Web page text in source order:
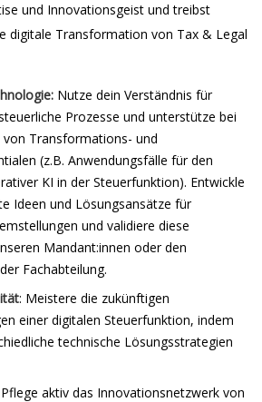
und Innovationsgeist und treibst
digitale Transformation von Tax & Legal
Nutze dein Verständnis für
Prozesse und unterstütze bei
Transformations- und
(z.B. Anwendungsfälle für den
KI in der Steuerfunktion). Entwickle
Ideen und Lösungsansätze für
und validiere diese
Mandant:innen oder den
Fachabteilung.
: Meistere die zukünftigen
einer digitalen Steuerfunktion, indem
technische Lösungsstrategien
aktiv das Innovationsnetzwerk von